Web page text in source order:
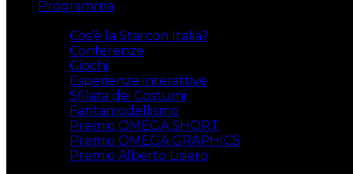
Programma
Cos’è la Starcon Italia?
Conferenze
Giochi
Esperienze interattive
Sfilata dei Costumi
Fantamodellismo
Premio OMEGA SHORT
Premio OMEGA GRAPHICS
Premio Alberto Lisiero